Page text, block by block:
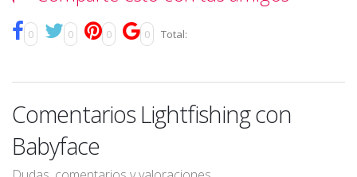
0 0 0 0 Total:
Comentarios Lightfishing con
Babyface